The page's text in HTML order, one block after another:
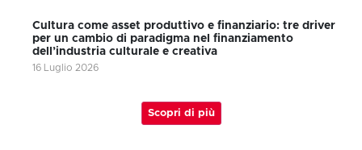
Cultura come asset produttivo e finanziario: tre driver
per un cambio di paradigma nel finanziamento
dell’industria culturale e creativa
16 Luglio 2026
Scopri di più